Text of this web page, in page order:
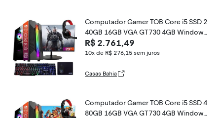
Computador Gamer TOB Core i5 SSD 2
40GB 16GB VGA GT730 4GB Windows
10 Pro Trial + Teclado/Mouse + Mouse
Pad + Headset + Monitor 23
R$ 2.761,49
10x de R$ 276,15 sem juros
Casas Bahia
Computador Gamer TOB Core i5 SSD 4
80GB 16GB VGA GT730 4GB Windows